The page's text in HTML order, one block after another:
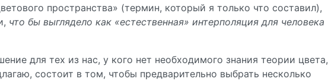
пространства» (термин, который я только что составил),
что бы выглядело как «естественная» интерполяция для человека
для тех из нас, у кого нет необходимого знания теории цвета,
состоит в том, чтобы предварительно выбрать несколько